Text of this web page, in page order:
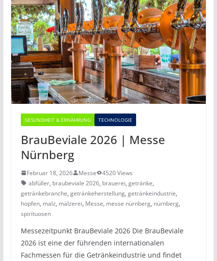
GESUNDHEIT & ERNÄHRUNG TECHNOLOGIE
BrauBeviale 2026 | Messe
Nürnberg
Februar 18, 2026 Messe
4520 Views
abfüller, braubeviale 2026, brauerei, getränke,
getränkebranche, getränkeherstellung, getränkeindustrie,
hopfen, malz, mälzerei, Messe, messe nürnberg, nürnberg,
spirituosen
Messezeitpunkt BrauBeviale 2026 Die BrauBeviale
2026 ist eine der führenden internationalen
Fachmessen für die Getränkeindustrie und findet